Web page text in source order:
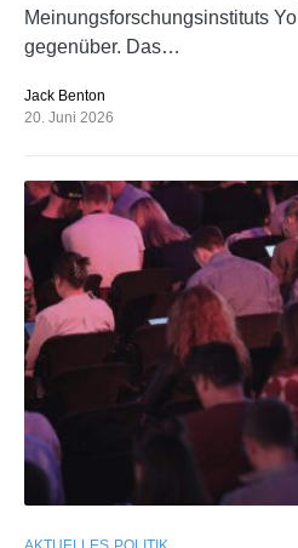
Meinungsforschungsinstituts
gegenüber. Das…
Jack Benton
20. Juni 2026